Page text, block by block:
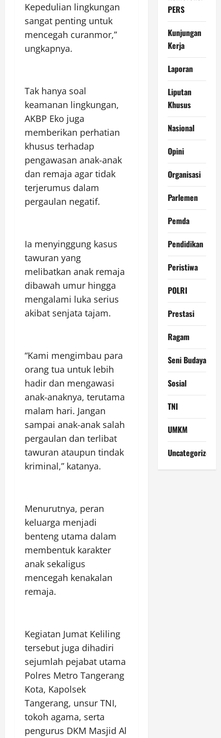
Kepedulian lingkungan
sangat penting untuk
mencegah curanmor,”
ungkapnya.
Tak hanya soal
keamanan lingkungan,
AKBP Eko juga
memberikan perhatian
khusus terhadap
pengawasan anak-anak
dan remaja agar tidak
terjerumus dalam
pergaulan negatif.
Ia menyinggung kasus
tawuran yang
melibatkan anak remaja
dibawah umur hingga
mengalami luka serius
akibat senjata tajam.
“Kami mengimbau para
orang tua untuk lebih
hadir dan mengawasi
anak-anaknya, terutama
malam hari. Jangan
sampai anak-anak salah
pergaulan dan terlibat
tawuran ataupun tindak
kriminal,” katanya.
Menurutnya, peran
keluarga menjadi
benteng utama dalam
membentuk karakter
anak sekaligus
mencegah kenakalan
remaja.
Kegiatan Jumat Keliling
tersebut juga dihadiri
sejumlah pejabat utama
Polres Metro Tangerang
Kota, Kapolsek
Tangerang, unsur TNI,
tokoh agama, serta
pengurus DKM Masjid Al
PERS
Kunjungan
Kerja
Laporan
Liputan
Khusus
Nasional
Opini
Organisasi
Parlemen
Pemda
Pendidikan
Peristiwa
POLRI
Prestasi
Ragam
Seni Budaya
Sosial
TNI
UMKM
Uncategorized